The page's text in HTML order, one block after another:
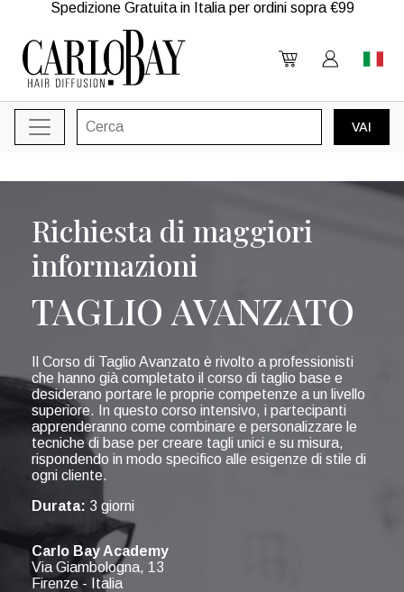
Spedizione Gratuita in Italia per ordini sopra €99
Richiesta di maggiori
informazioni
TAGLIO AVANZATO
Il Corso di Taglio Avanzato è rivolto a professionisti
che hanno già completato il corso di taglio base e
desiderano portare le proprie competenze a un livello
superiore. In questo corso intensivo, i partecipanti
apprenderanno come combinare e personalizzare le
tecniche di base per creare tagli unici e su misura,
rispondendo in modo specifico alle esigenze di stile di
ogni cliente.
Durata: 3 giorni
Carlo Bay Academy
Via Giambologna, 13
Firenze -
Italia